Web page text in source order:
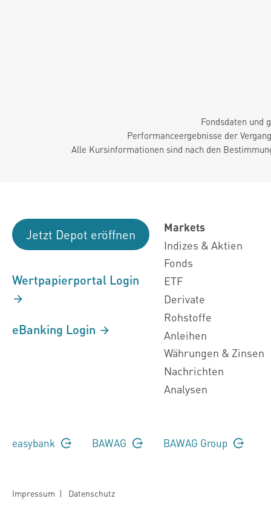
Fondsdaten und
Performanceergebnisse der
Alle Kursinformationen sind nach den
Jetzt Depot eröffnen
Wertpapierportal Login
eBanking Login
Markets
Indizes & Aktien
Fonds
ETF
Derivate
Rohstoffe
Anleihen
Währungen & Zinsen
Nachrichten
Analysen
easybank BAWAG BAWAG Group
Impressum | Datenschutz